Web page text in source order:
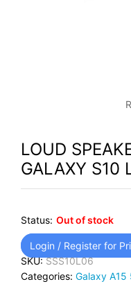
LOUD
GALAXY S10
Status: Out of stock
Login / Register for
SKU:SSS10L06
Categories: Galaxy A15